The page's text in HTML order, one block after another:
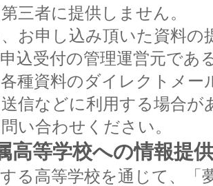
三者に提供しません。
、お申し込み頂いた資料
込受付の管理運営元であ
種資料のダイレクトメー
信などに利用する場合
い合わせください。
高等学校への情報提
る高等学校を通じて、「